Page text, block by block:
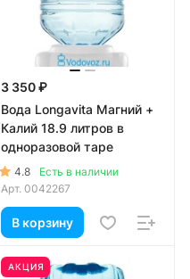
3 350 ₽
Вода Longavita Магний +
Калий 18.9 литров в
одноразовой таре
4.8
Есть в наличии
Арт. 0042267
В корзину
АКЦИЯ